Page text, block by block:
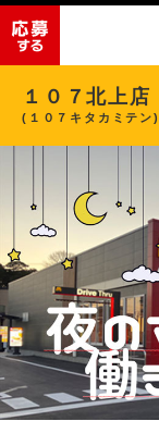
１０７北上店
(１０７キタカミテン)